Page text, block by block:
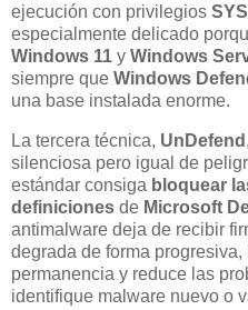
ejecución con privilegios
especialmente delicado
Windows 11 y Windows
siempre que Windows
una base instalada enorme.
La tercera técnica, UnDefend
silenciosa pero igual de
estándar consiga bloquear
definiciones de Microsoft
antimalware deja de recibir
degrada de forma
permanencia y reduce las
identifique malware nuevo o